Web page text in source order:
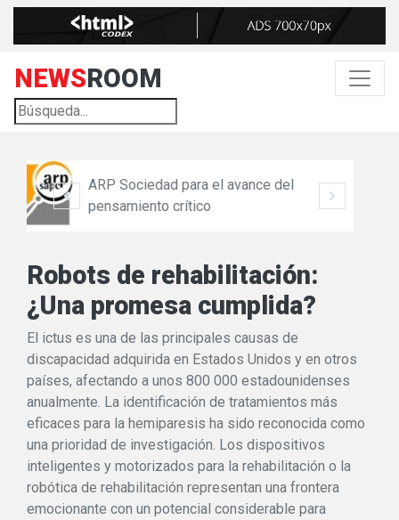
NEWSROOM
del
Circulo Escéptico
Robots de rehabilitación:
¿Una promesa cumplida?
El ictus es una de las principales causas de
discapacidad adquirida en Estados Unidos y en otros
países, afectando a unos 800 000 estadounidenses
anualmente. La identificación de tratamientos más
eficaces para la hemiparesis ha sido reconocida como
una prioridad de investigación. Los dispositivos
inteligentes y motorizados para la rehabilitación o la
robótica de rehabilitación representan una frontera
emocionante con un potencial considerable para